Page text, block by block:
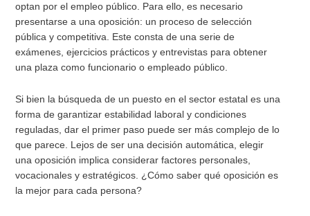
optan por el empleo público. Para ello, es necesario
presentarse a una oposición: un proceso de selección
pública y competitiva. Este consta de una serie de
exámenes, ejercicios prácticos y entrevistas para obtener
una plaza como funcionario o empleado público.
Si bien la búsqueda de un puesto en el sector estatal es una
forma de garantizar estabilidad laboral y condiciones
reguladas, dar el primer paso puede ser más complejo de lo
que parece. Lejos de ser una decisión automática, elegir
una oposición implica considerar factores personales,
vocacionales y estratégicos. ¿Cómo saber qué oposición es
la mejor para cada persona?